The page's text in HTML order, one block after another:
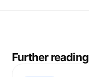
Further reading